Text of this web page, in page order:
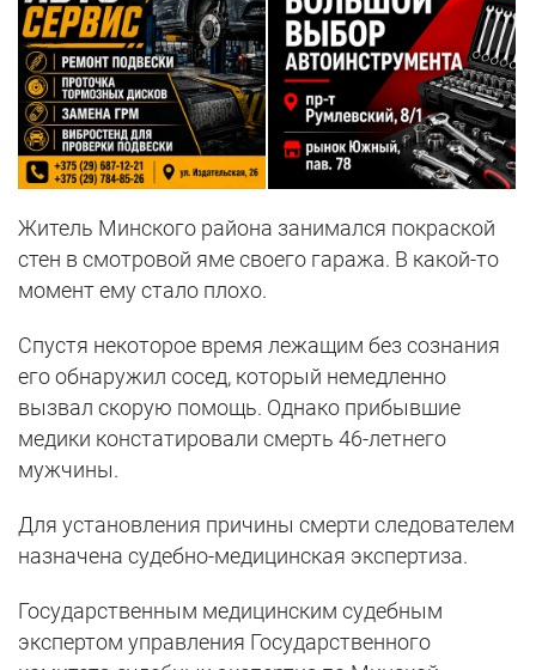
Житель Минского района занимался покраской
стен в смотровой яме своего гаража. В какой-то
момент ему стало плохо.
Спустя некоторое время лежащим без сознания
его обнаружил сосед, который немедленно
вызвал скорую помощь. Однако прибывшие
медики констатировали смерть 46-летнего
мужчины.
Для установления причины смерти следователем
назначена судебно-медицинская экспертиза.
Государственным медицинским судебным
экспертом управления Государственного